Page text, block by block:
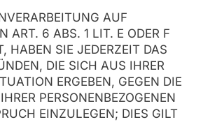
AUF
ART. 6 ABS. 1 LIT. E ODER F
HABEN SIE JEDERZEIT DAS
DIE SICH AUS IHRER
ERGEBEN, GEGEN DIE
PERSONENBEZOGENEN
EINZULEGEN; DIES GILT